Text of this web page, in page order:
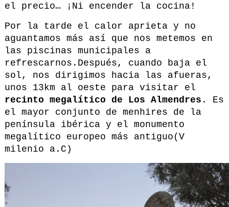
el precio… ¡Ni encender la cocina!
Por la tarde el calor aprieta y no
aguantamos más así que nos metemos en
las piscinas municipales a
refrescarnos.Después, cuando baja el
sol, nos dirigimos hacia las afueras,
unos 13km al oeste para visitar el
recinto megalítico de Los Almendres . Es
el mayor conjunto de menhires de la
península ibérica y el monumento
megalítico europeo más antiguo(V
milenio a.C)